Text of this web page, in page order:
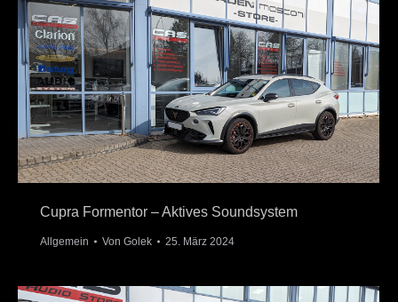
Cupra Formentor – Aktives Soundsystem
Allgemein Von Golek 25. März 2024